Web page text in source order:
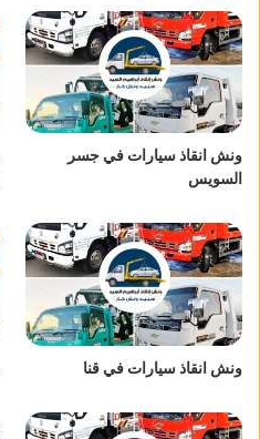
ونش انقاذ سيارات في جسر
السويس
ونش انقاذ سيارات في قنا